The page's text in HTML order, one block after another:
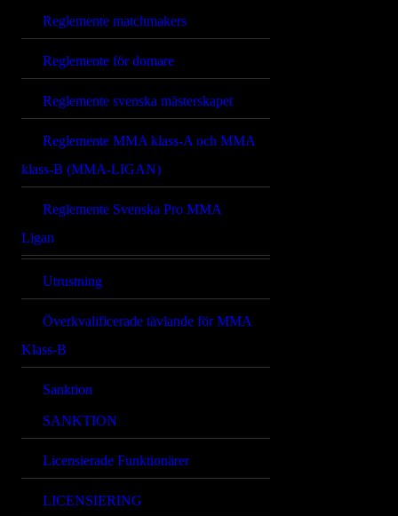
Reglemente matchmakers
Reglemente för domare
Reglemente svenska mästerskapet
Reglemente MMA klass-A och MMA
klass-B (MMA-LIGAN)
Reglemente Svenska Pro MMA
Ligan
Utrustning
Överkvalificerade tävlande för MMA
Klass-B
Sanktion
SANKTION
Licensierade Funktionärer
LICENSIERING